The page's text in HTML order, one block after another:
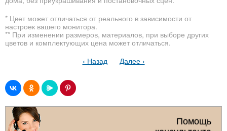
* Цвет может отличаться от реального в зависимости от
настроек вашего монитора.
** При изменении размеров, материалов, при выборе других
цветов и комплектующих цена может отличаться.
‹ Назад
Далее ›
Помощь